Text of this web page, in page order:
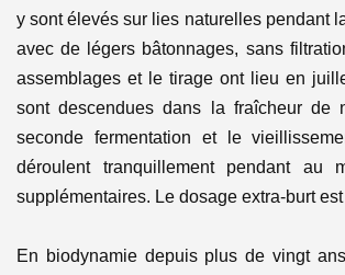
y sont élevés sur lies naturelles pendant
avec de légers bâtonnages, sans
assemblages et le tirage ont lieu en
sont descendues dans la fraîcheur de
seconde fermentation et le
déroulent tranquillement pendant au
supplémentaires. Le dosage extra-burt
En biodynamie depuis plus de vingt